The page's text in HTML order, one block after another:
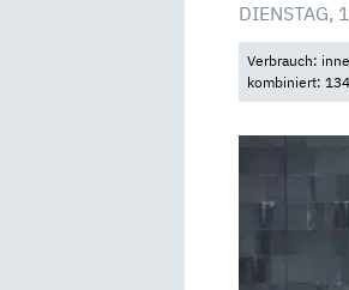
DIENSTAG,
Verbrauch:
kombiniert: